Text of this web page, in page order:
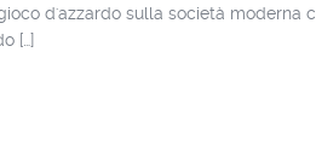
d'azzardo sulla società moderna
[…]